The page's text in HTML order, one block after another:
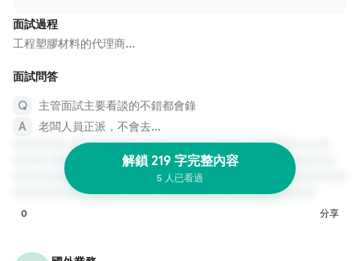
面試過程
工程塑膠材料的代理商...
面試問答
主管面試主要看談的不錯都會錄
老闆人員正派，不會去...
解鎖 219 字完整內容
5 人已看過
0 分享